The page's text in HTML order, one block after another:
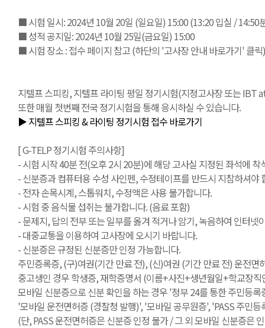
■ 시험 일시: 2024년 10월 20일 (일요일) 15:00 (13:20 입실 / 14:50
■ 성적 공지일: 2024년 10월 25일(금요일) 15:00
■ 시험 장소 : 접수 페이지 참고 (하단의 '고사장 안내 바로가기' 클릭)
지텔프 스피킹, 지텔프 라이팅 평일 정기시험(지정고사장 또는 IBT
또한 매월 첫번째 전국 정기시험을 통해 응시하실 수 있습니다.
▶ 지텔프 스피킹 & 라이팅 정기시험 접수 바로가기
[ G-TELP 정기시험 주의사항]
- 시험 시작 40분 전(오후 2시 20분)에 해당 고사실 지정된 좌석에 착
- 신분증과 컴퓨터용 수성 사인펜, 수정테이프를 반드시 지참하셔야
- 전자 손목시계, 스톱워치, 수정액은 사용 불가합니다.
- 시험 중 음식물 섭취는 불가합니다. (음료 포함)
- 문제지, 답의 전부 또는 일부를 옮겨 적거나 암기, 녹음하여 인터
- 대중교통을 이용하여 고사장에 오시기 바랍니다.
- 신분증은 규정된 신분증만 인정 가능합니다.
주민증록증, (구)여권(기간 만료 전), (신)여권 (기간 만료 전) 운전
중고생인 경우 학생증, 재학증명서 (이름+사진+생년월일+학교장
모바일 신분증으로 신분 확인을 하는 경우 '정부 24를 통한 주민등록
'모바일 운전면허증 (경찰청 발행)', '모바일 공무원증', 'PASS 주민
(단, PASS 운전면허증은 신분증 인정 불가 / 그 외 모바일 신분증은